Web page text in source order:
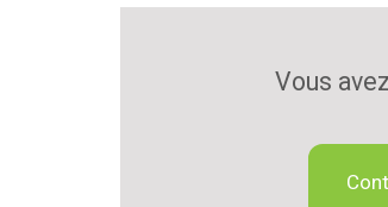
Vous